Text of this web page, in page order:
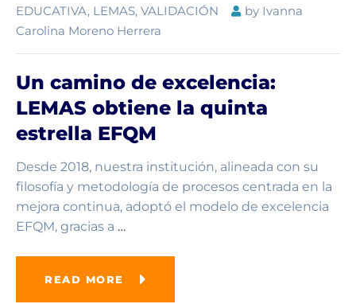
EDUCATIVA, LEMAS, VALIDACIÓN by Ivanna
Carolina Moreno Herrera
Un camino de excelencia:
LEMAS obtiene la quinta
estrella EFQM
Desde 2018, nuestra institución, alineada con su
filosofía y metodología de procesos centrada en la
mejora continua, adoptó el modelo de excelencia
EFQM, gracias a …
READ MORE